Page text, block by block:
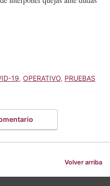
19, OPERATIVO, PRUEBAS
Volver arriba